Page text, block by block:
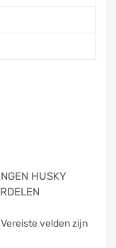
HUSKY
Vereiste velden zijn